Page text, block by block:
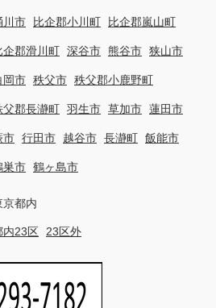
川市 比企郡小川町 比企郡嵐山町
企郡滑川町 深谷市 熊谷市 狭山市
岡市 秩父市 秩父郡小鹿野町
父郡長瀞町 羽生市 草加市 蓮田市
市 行田市 越谷市 長瀞町 飯能市
巣市 鶴ヶ島市
京都内
内23区 23区外